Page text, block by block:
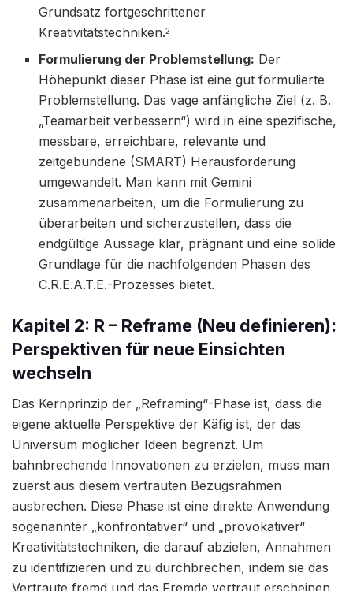
Grundsatz fortgeschrittener
Kreativitätstechniken.2
Formulierung der Problemstellung: Der
Höhepunkt dieser Phase ist eine gut formulierte
Problemstellung. Das vage anfängliche Ziel (z. B.
„Teamarbeit verbessern“) wird in eine spezifische,
messbare, erreichbare, relevante und
zeitgebundene (SMART) Herausforderung
umgewandelt. Man kann mit Gemini
zusammenarbeiten, um die Formulierung zu
überarbeiten und sicherzustellen, dass die
endgültige Aussage klar, prägnant und eine solide
Grundlage für die nachfolgenden Phasen des
C.R.E.A.T.E.-Prozesses bietet.
Kapitel 2: R – Reframe (Neu definieren):
Perspektiven für neue Einsichten
wechseln
Das Kernprinzip der „Reframing“-Phase ist, dass die
eigene aktuelle Perspektive der Käfig ist, der das
Universum möglicher Ideen begrenzt. Um
bahnbrechende Innovationen zu erzielen, muss man
zuerst aus diesem vertrauten Bezugsrahmen
ausbrechen. Diese Phase ist eine direkte Anwendung
sogenannter „konfrontativer“ und „provokativer“
Kreativitätstechniken, die darauf abzielen, Annahmen
zu identifizieren und zu durchbrechen, indem sie das
Vertraute fremd und das Fremde vertraut erscheinen